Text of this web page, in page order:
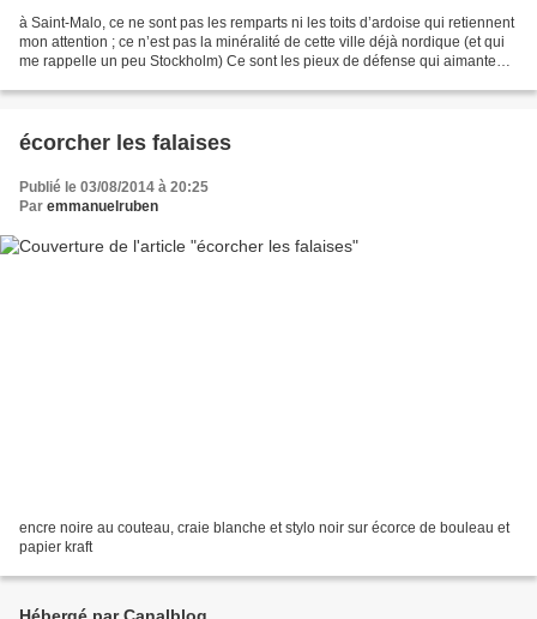
à Saint-Malo, ce ne sont pas les remparts ni les toits d’ardoise qui retiennent
mon attention ; ce n’est pas la minéralité de cette ville déjà nordique (et qui
me rappelle un peu Stockholm) Ce sont les pieux de défense qui aimantent
écorcher les falaises
Publié le 03/08/2014 à 20:25
Par emmanuelruben
encre noire au couteau, craie blanche et stylo noir sur écorce de bouleau et
papier kraft